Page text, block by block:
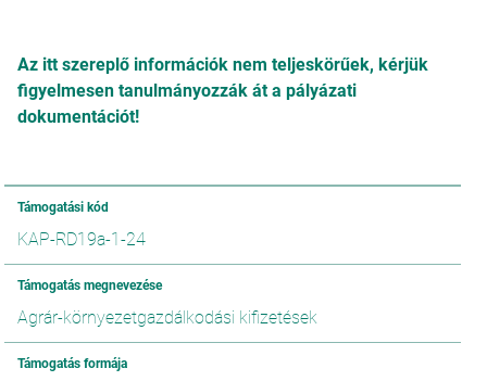
Az itt szereplő információk nem teljeskörűek, kérjük
figyelmesen tanulmányozzák át a pályázati
dokumentációt!
Támogatási kód
KAP-RD19a-1-24
Támogatás megnevezése
Agrár-környezetgazdálkodási kifizetések
Támogatás formája